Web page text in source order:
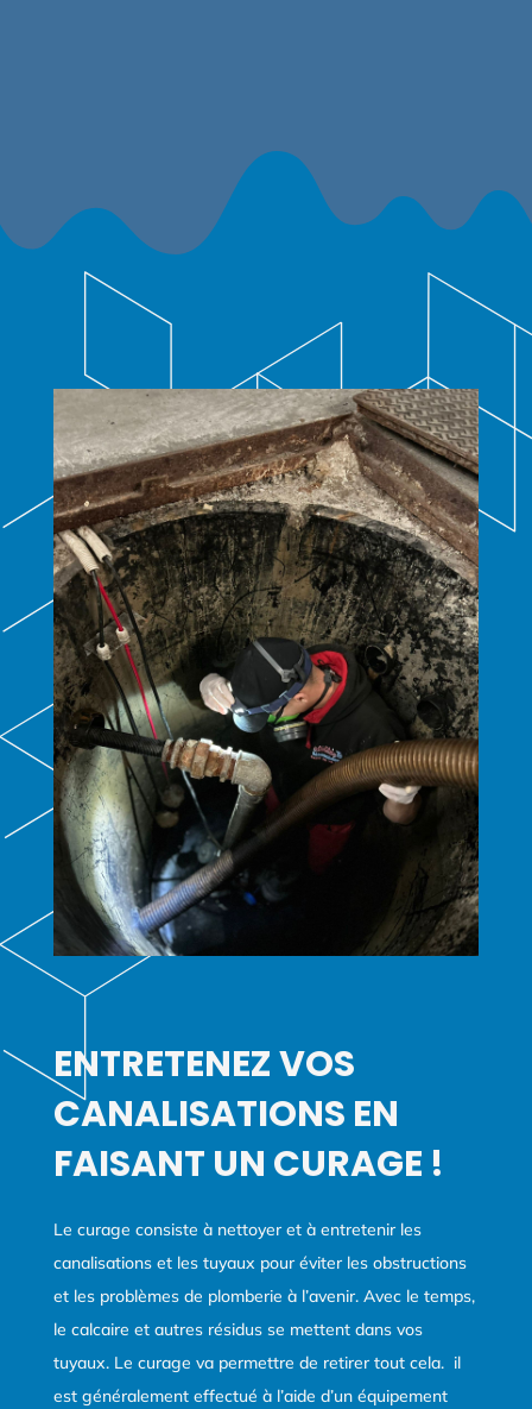
ENTRETENEZ VOS
CANALISATIONS EN
FAISANT UN CURAGE !
Le curage consiste à nettoyer et à entretenir les
canalisations et les tuyaux pour éviter les obstructions
et les problèmes de plomberie à l’avenir. Avec le temps,
le calcaire et autres résidus se mettent dans vos
tuyaux. Le curage va permettre de retirer tout cela. il
est généralement effectué à l’aide d’un équipement